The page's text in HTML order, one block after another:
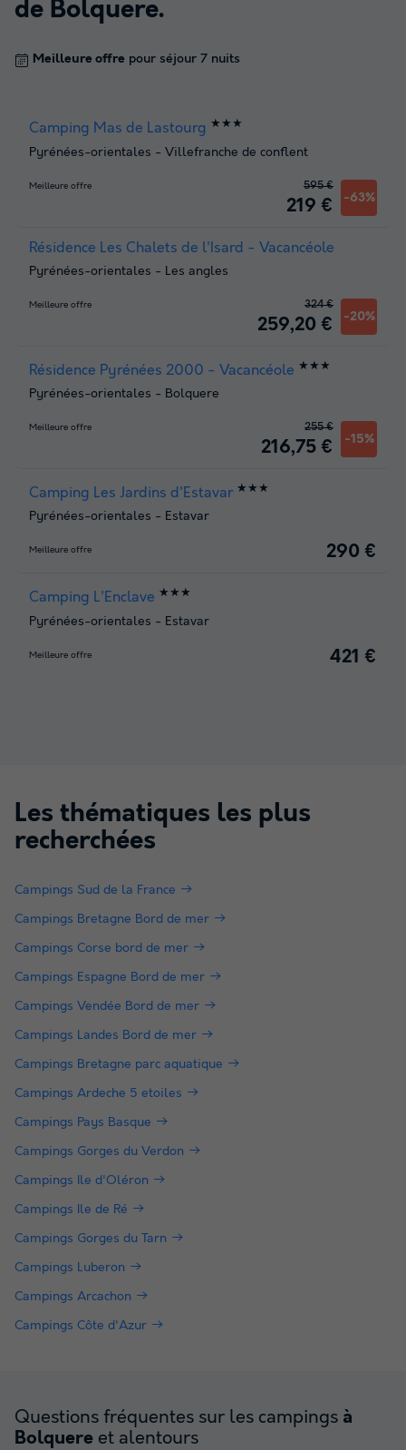
de Bolquere.
Meilleure offre pour séjour 7 nuits
Camping Mas de Lastourg ★★★
Pyrénées-orientales - Villefranche de conflent
Meilleure offre
219 € -63%
595 €
Résidence Les Chalets de l'Isard - Vacancéole
Pyrénées-orientales - Les angles
Meilleure offre
259,20 € -20%
324 €
Résidence Pyrénées 2000 - Vacancéole ★★★
Pyrénées-orientales - Bolquere
Meilleure offre
216,75 € -15%
255 €
Camping Les Jardins d'Estavar ★★★
Pyrénées-orientales - Estavar
Meilleure offre 290 €
Camping L'Enclave ★★★
Pyrénées-orientales - Estavar
Meilleure offre 421 €
Les thématiques les plus
recherchées
Campings Sud de la France
Campings Bretagne Bord de mer
Campings Corse bord de mer
Campings Espagne Bord de mer
Campings Vendée Bord de mer
Campings Landes Bord de mer
Campings Bretagne parc aquatique
Campings Ardeche 5 etoiles
Campings Pays Basque
Campings Gorges du Verdon
Campings Ile d'Oléron
Campings Ile de Ré
Campings Gorges du Tarn
Campings Luberon
Campings Arcachon
Campings Côte d'Azur
Questions fréquentes sur les campings à
Bolquere et alentours